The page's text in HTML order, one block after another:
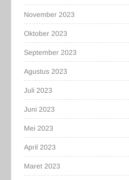
November 2023
Oktober 2023
September 2023
Agustus 2023
Juli 2023
Juni 2023
Mei 2023
April 2023
Maret 2023